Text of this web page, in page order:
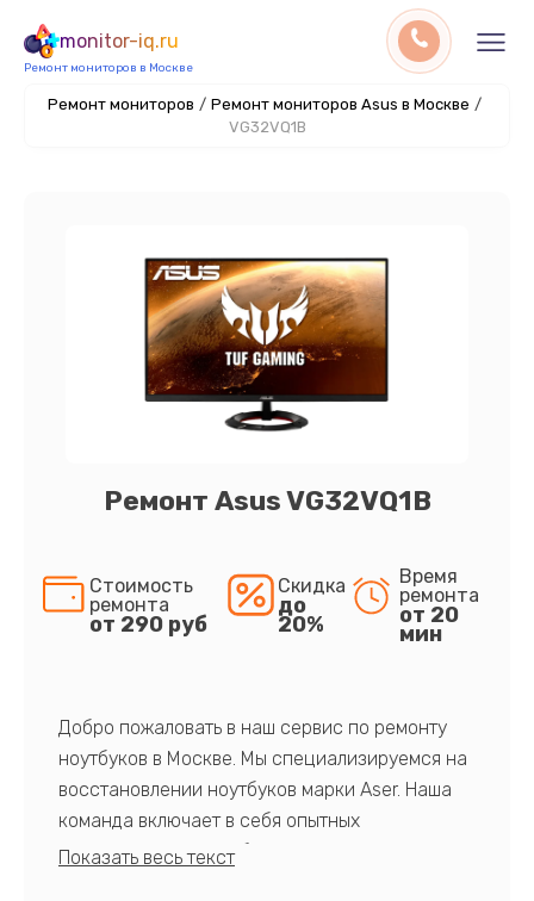
monitor-iq.ru
Ремонт мониторов в Москве
Ремонт мониторов / Ремонт мониторов Asus в Москве /
VG32VQ1B
Ремонт Asus VG32VQ1B
Стоимость
ремонта
от 290 руб
Скидка
до
20%
Время
ремонта
от 20
мин
Добро пожаловать в наш сервис по ремонту
ноутбуков в Москве. Мы специализируемся на
восстановлении ноутбуков марки Aser. Наша
команда включает в себя опытных
профессионалов с обширными знаниями и